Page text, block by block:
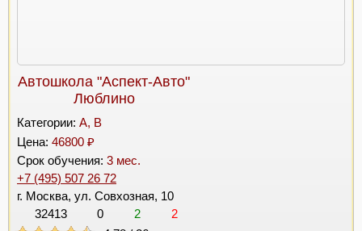
Автошкола "Аспект-Авто"
Люблино
Категории: A, B
Цена: 46800 ₽
Срок обучения: 3 мес.
+7 (495) 507 26 72
г. Москва, ул. Совхозная, 10
32413
0 2
2